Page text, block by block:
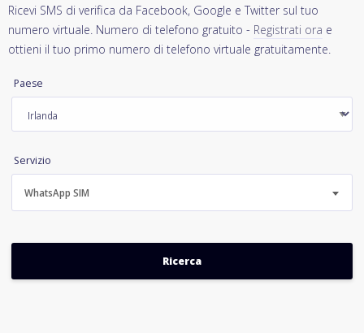
Ricevi SMS di verifica da Facebook, Google e Twitter sul tuo
numero virtuale. Numero di telefono gratuito - Registrati ora e
ottieni il tuo primo numero di telefono virtuale gratuitamente.
Paese
Servizio
WhatsApp SIM